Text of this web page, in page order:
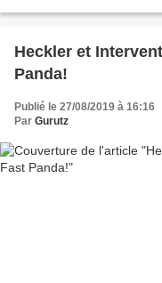
Heckler et
Panda!
Publié le 27/08/2019 à 16:16
Par Gurutz